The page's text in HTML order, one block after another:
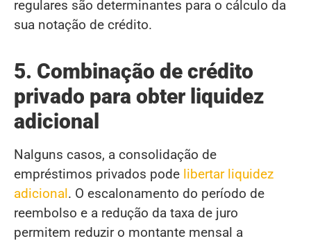
regulares são determinantes para o cálculo da
sua notação de crédito.
5. Combinação de crédito
privado para obter liquidez
adicional
Nalguns casos, a consolidação de
empréstimos privados pode libertar liquidez
adicional. O escalonamento do período de
reembolso e a redução da taxa de juro
permitem reduzir o montante mensal a